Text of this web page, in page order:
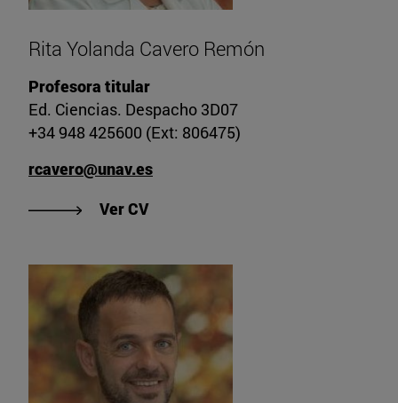
Rita Yolanda Cavero Remón
Profesora titular
Ed. Ciencias. Despacho 3D07
+34 948 425600 (Ext: 806475)
rcavero@unav.es
Ver CV"Ver CV de Rita Yolanda Cavero